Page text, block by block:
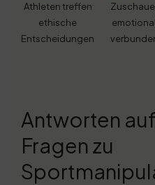
Athleten treffen
ethische
Entscheidungen
emotional
Antworten
Fragen zu